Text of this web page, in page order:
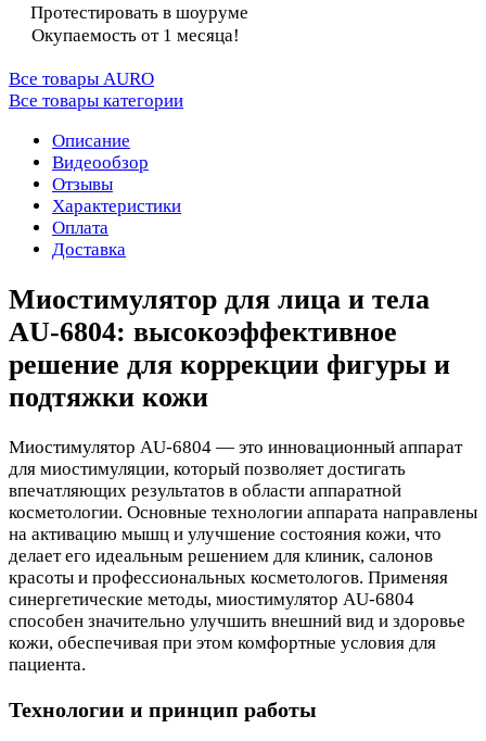
Протестировать в шоуруме
Окупаемость от 1 месяца!
Все товары AURO
Все товары категории
Описание
Видеообзор
Отзывы
Характеристики
Оплата
Доставка
Миостимулятор для лица и тела
AU-6804: высокоэффективное
решение для коррекции фигуры и
подтяжки кожи
Миостимулятор AU-6804 — это инновационный аппарат
для миостимуляции, который позволяет достигать
впечатляющих результатов в области аппаратной
косметологии. Основные технологии аппарата направлены
на активацию мышц и улучшение состояния кожи, что
делает его идеальным решением для клиник, салонов
красоты и профессиональных косметологов. Применяя
синергетические методы, миостимулятор AU-6804
способен значительно улучшить внешний вид и здоровье
кожи, обеспечивая при этом комфортные условия для
пациента.
Технологии и принцип работы